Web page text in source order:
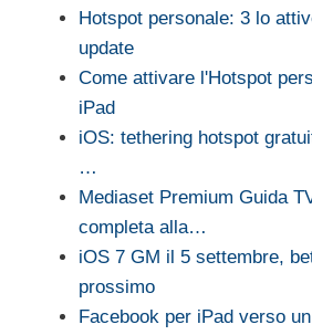
Hotspot personale: 3 lo
update
Come attivare l'Hotspot
iPad
iOS: tethering hotspot
…
Mediaset Premium Guida
completa alla…
iOS 7 GM il 5 settembre,
prossimo
Facebook per iPad verso